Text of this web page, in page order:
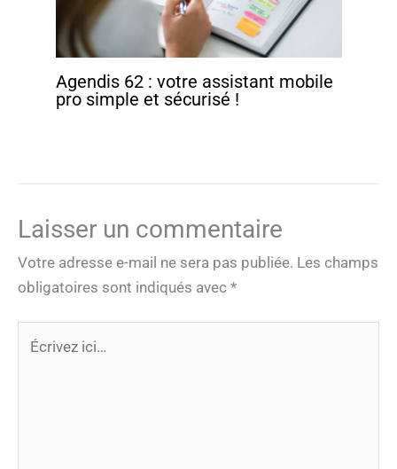
Agendis 62 : votre assistant mobile
pro simple et sécurisé !
Laisser un commentaire
Votre adresse e-mail ne sera pas publiée. Les champs
obligatoires sont indiqués avec *